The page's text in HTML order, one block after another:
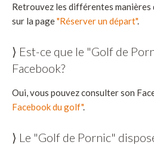
Retrouvez les différentes
sur la page"Réserver un départ".
⟩ Est-ce que le "Golf de
Facebook?
Oui, vous pouvez consulter son
Facebook du golf".
⟩ Le "Golf de Pornic"